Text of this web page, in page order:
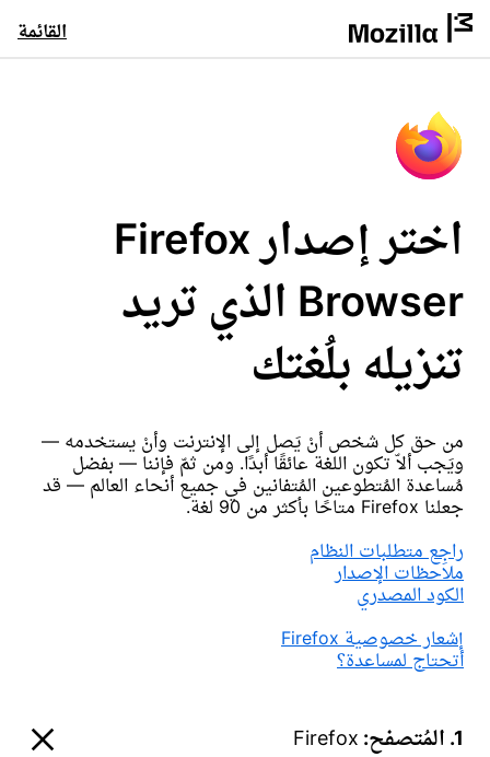
القائمة
اختر إصدار Firefox
Browser الذي تريد
تنزيله بلُغتك
من حق كل شخص أنْ يَصل إلى الإنترنت وأنْ يستخدمه —
ويَجب ألاّ تكون اللغة عائقًا أبدًا. ومن ثمّ فإننا — بفضل
مُساعدة المُتطوعين المُتفانين في جميع أنحاء العالم — قد
جعلنا Firefox متاحًا بأكثر من 90 لغة.
راجِع متطلبات النظام
ملاحظات الإصدار
الكود المصدري
إشعار خصوصية Firefox
أتحتاج لمساعدة؟
1. المُتصفح: Firefox